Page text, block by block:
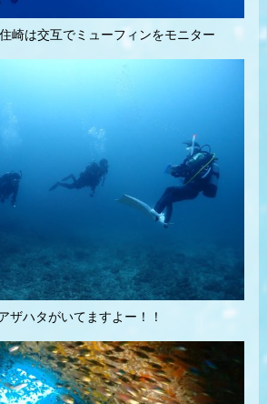
崎は交互でミューフィンをモニター
ザハタがいてますよー！！